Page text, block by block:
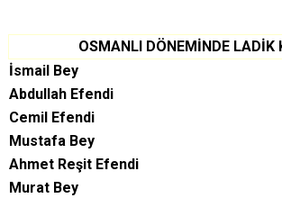
OSMANLI DÖNEMİNDE LADİK
İsmail Bey
Abdullah Efendi
Cemil Efendi
Mustafa Bey
Ahmet Reşit Efendi
Murat Bey